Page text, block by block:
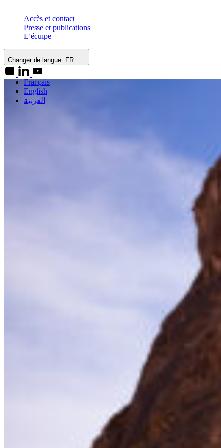
Accès et contact
Presse et publications
L’équipe
Changer de langue: FR
Français
English
العربية